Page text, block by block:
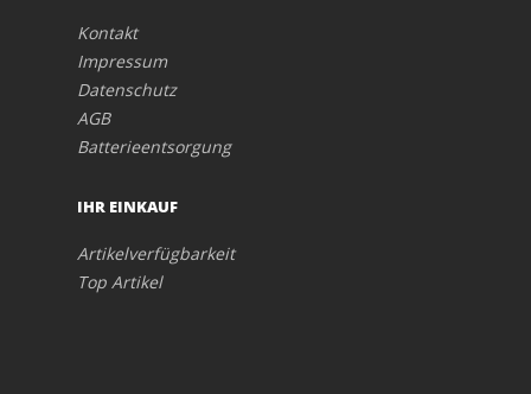
Kontakt
Impressum
Datenschutz
AGB
Batterieentsorgung
IHR EINKAUF
Artikelverfügbarkeit
Top Artikel